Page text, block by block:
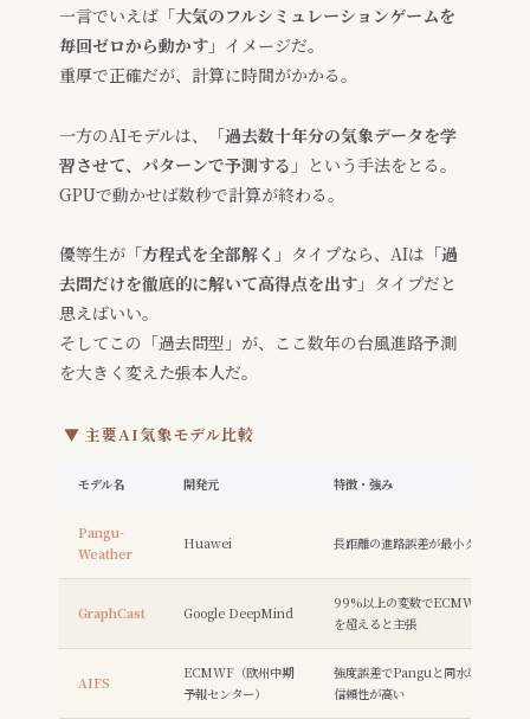
一言でいえば 「大気のフルシミュレーションゲームを
毎回ゼロから動かす」 イメージだ。
重厚で正確だが、計算に時間がかかる。
一方のAIモデルは、
「過去数十年分の気象データを学
習させて、パターンで予測する」 という手法をとる。
GPUで動かせば数秒で計算が終わる。
優等生が 「方程式を全部解く」 タイプなら、AIは 「過
去問だけを徹底的に解いて高得点を出す」 タイプだと
思えばいい。
そしてこの「過去問型」が、ここ数年の台風進路予測
を大きく変えた張本人だ。
▼ 主要AI気象モデル比較
モデル名 開発元 特徴・強み
Pangu-
Weather
Huawei 長距離の進路誤差が最小クラス。強
GraphCast Google DeepMind
99%以上の変数でECMWF（欧州
を超えると主張
AIFS
ECMWF（欧州中期
予報センター）
強度誤差でPanguと同水準。公的機
信頼性が高い